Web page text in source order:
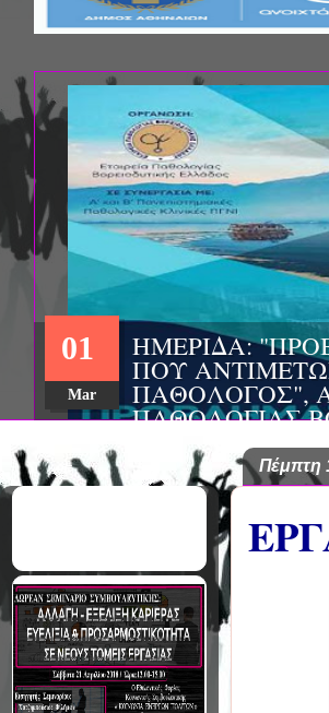
ΗΜΕΡΙΔΑ:
ΠΟΥ
ΠΑΘΟΛΟΓΟΣ",
ΠΑΘΟΛΟΓΙΑΣ
ΤΙΣ Α' & Β'
ΚΛΙΝΙΚΕΣ ΠΓΝΙ
01
Mar
Πέμπτη